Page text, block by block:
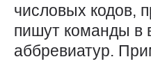
числовых кодов,
пишут команды в
аббревиатур.